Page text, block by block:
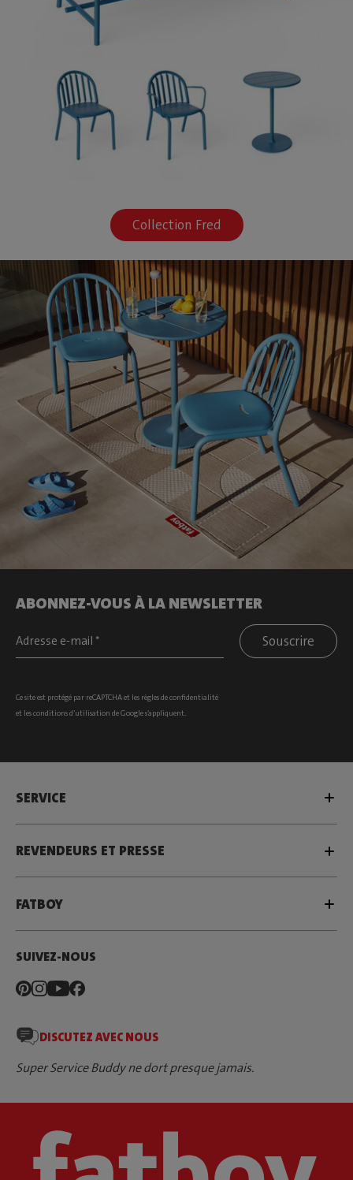
Collection Fred
ABONNEZ-VOUS À LA NEWSLETTER
Souscrire
Ce site est protégé par reCAPTCHA et les règles de confidentialité
et lesconditions d’utilisation de Google s’appliquent.
SERVICE
REVENDEURS ET PRESSE
FATBOY
SUIVEZ-NOUS
DISCUTEZ AVEC NOUS
Super Service Buddy ne dort presque jamais.